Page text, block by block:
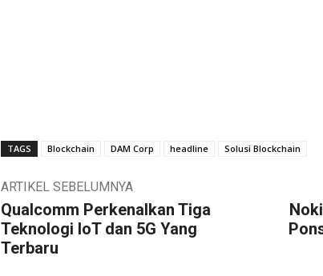
TAGS Blockchain DAM Corp headline Solusi Blockchain
ARTIKEL SEBELUMNYA
Qualcomm Perkenalkan Tiga
Teknologi IoT dan 5G Yang
Terbaru